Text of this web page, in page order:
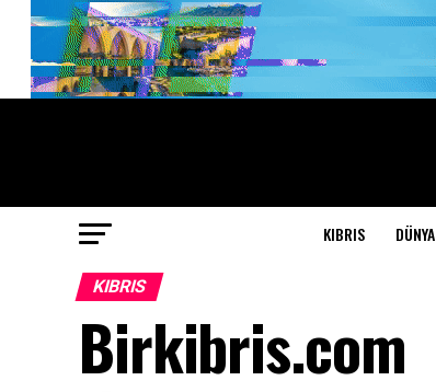
KIBRIS DÜNYA
KIBRIS
Birkibris.com